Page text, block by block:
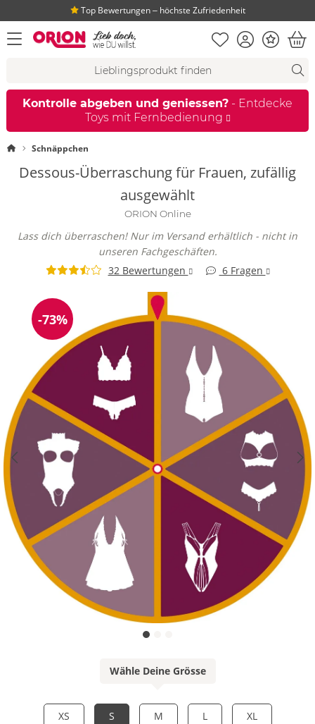
Top Bewertungen ‒ höchste Zufriedenheit
Menü öffnen Merkliste
KontoBonus
Kontrolle abgeben und geniessen? - Entdecke
Toys mit Fernbedienung
Startseite
Schnäppchen
Dessous-Überraschung für Frauen, zufällig
ausgewählt
ORION Online
Lass dich überraschen! Nur im Versand erhältlich - nicht in
unseren Fachgeschäften.
32 Bewertungen
6 Fragen
Reduzierung
-73%
Wähle Deine Grösse
XS S M L XL